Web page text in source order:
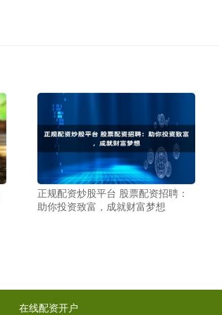
正规配资炒股平台 股票配资招聘：
助你投资致富，成就财富梦想
在线配资开户